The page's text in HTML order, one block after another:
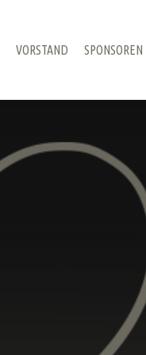
VORSTAND SPONSOREN